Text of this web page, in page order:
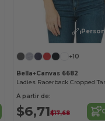
+10
Bella+Canvas 6682
Ladies Racerback Cropped
A partir de:
$6,71$17,68